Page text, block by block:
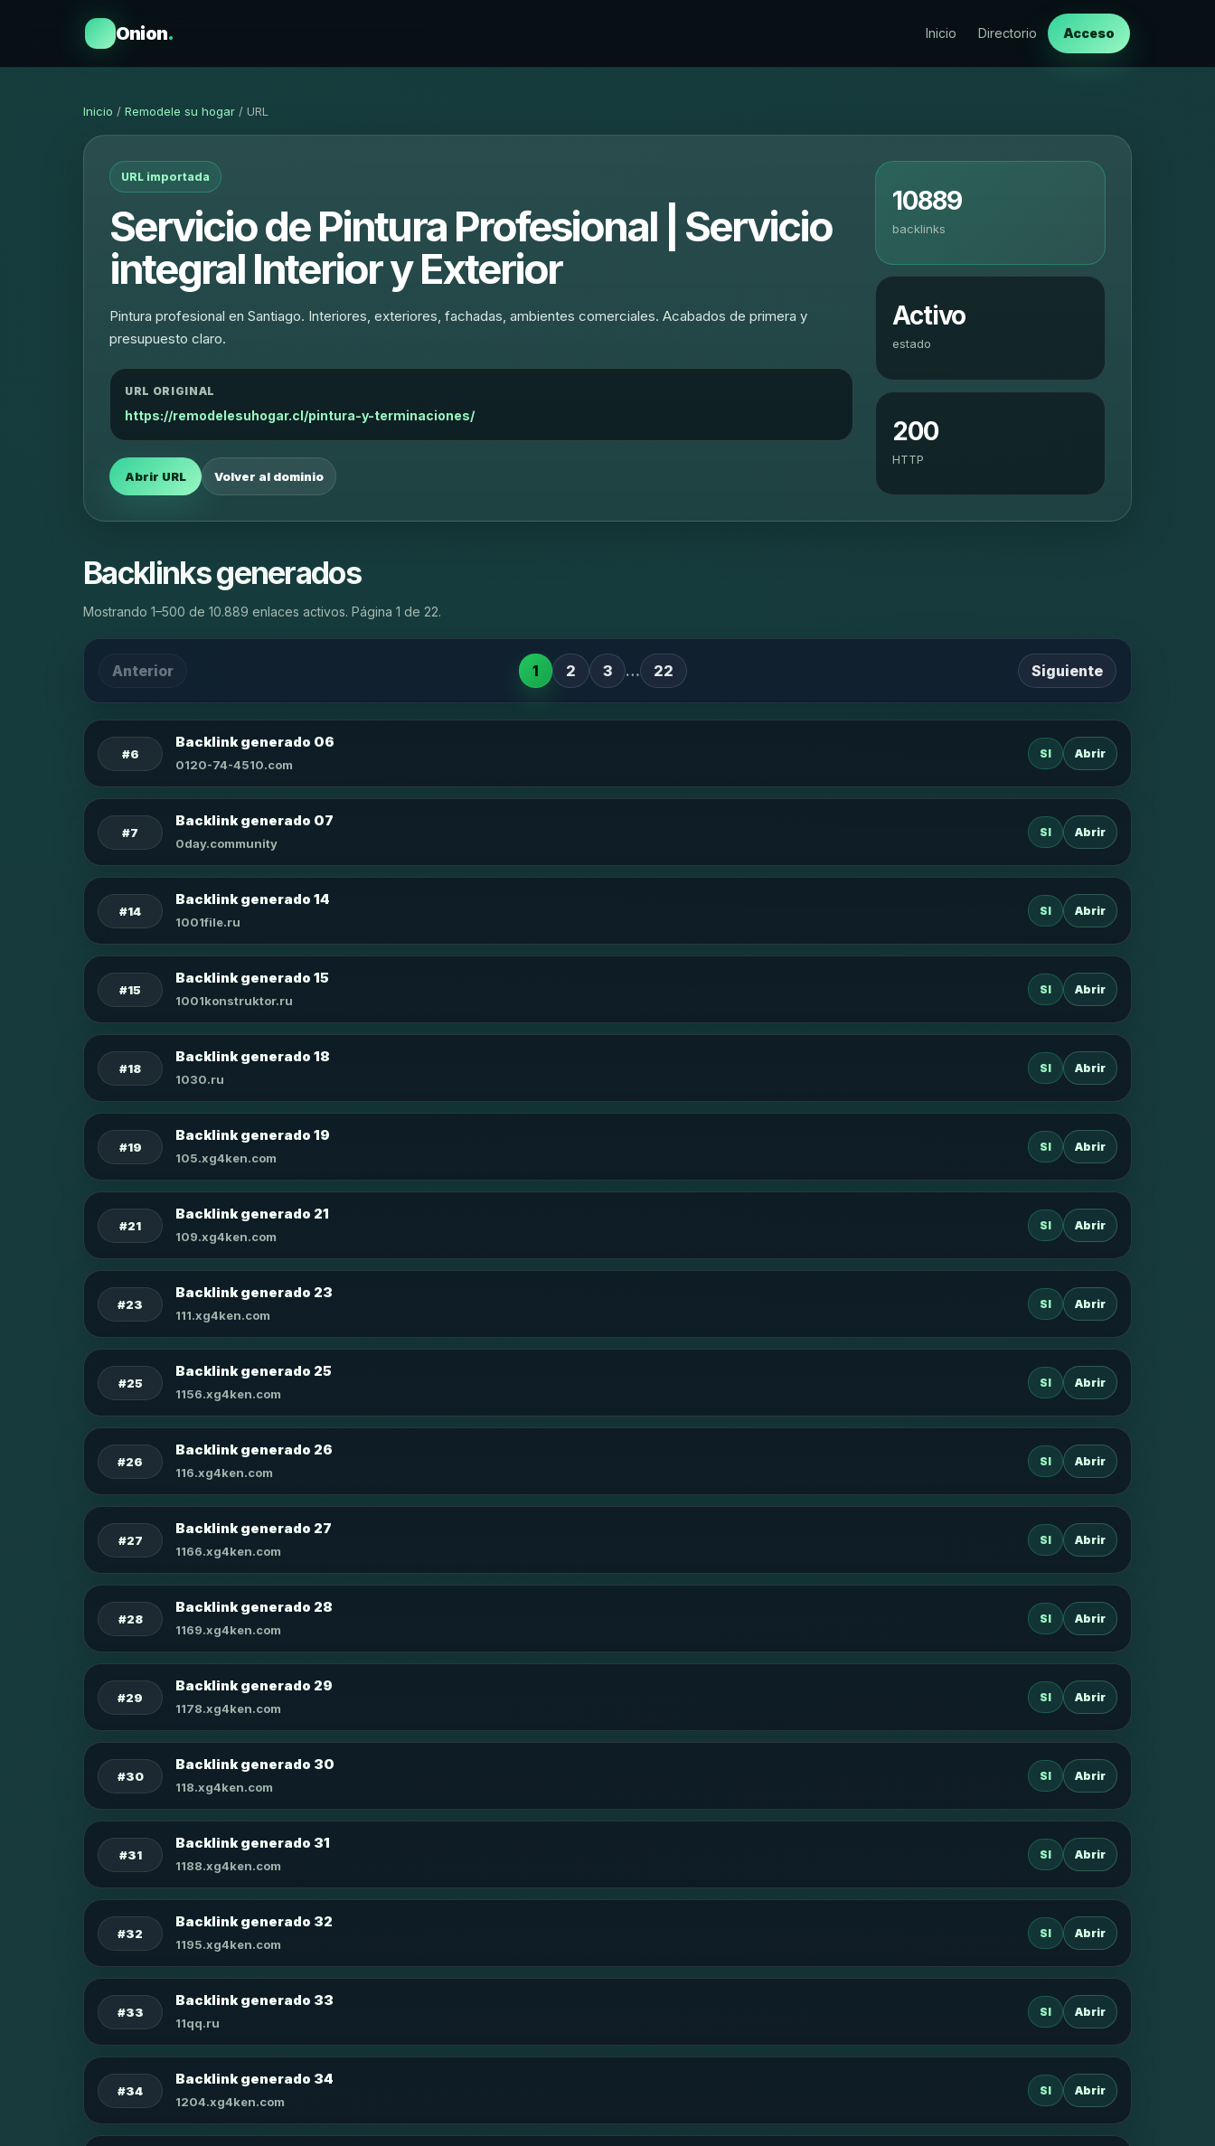
Onion. Inicio Directorio Acceso
Inicio / Remodele su hogar / URL
URL importada
Servicio de Pintura Profesional | Servicio
integral Interior y Exterior
Pintura profesional en Santiago. Interiores, exteriores, fachadas, ambientes comerciales. Acabados de primera y
presupuesto claro.
URL ORIGINAL
https://remodelesuhogar.cl/pintura-y-terminaciones/
Abrir URL Volver al dominio
10889
backlinks
Activo
estado
200
HTTP
Backlinks generados
Mostrando 1–500 de 10.889 enlaces activos. Página 1 de 22.
Anterior 1 2 3 … 22 Siguiente
#6
Backlink generado 06
0120-74-4510.com
SI Abrir
#7
Backlink generado 07
0day.community
SI Abrir
#14
Backlink generado 14
1001file.ru
SI Abrir
#15
Backlink generado 15
1001konstruktor.ru
SI Abrir
#18
Backlink generado 18
1030.ru
SI Abrir
#19
Backlink generado 19
105.xg4ken.com
SI Abrir
#21
Backlink generado 21
109.xg4ken.com
SI Abrir
#23
Backlink generado 23
111.xg4ken.com
SI Abrir
#25
Backlink generado 25
1156.xg4ken.com
SI Abrir
#26
Backlink generado 26
116.xg4ken.com
SI Abrir
#27
Backlink generado 27
1166.xg4ken.com
SI Abrir
#28
Backlink generado 28
1169.xg4ken.com
SI Abrir
#29
Backlink generado 29
1178.xg4ken.com
SI Abrir
#30
Backlink generado 30
118.xg4ken.com
SI Abrir
#31
Backlink generado 31
1188.xg4ken.com
SI Abrir
#32
Backlink generado 32
1195.xg4ken.com
SI Abrir
#33
Backlink generado 33
11qq.ru
SI Abrir
#34
Backlink generado 34
1204.xg4ken.com
SI Abrir